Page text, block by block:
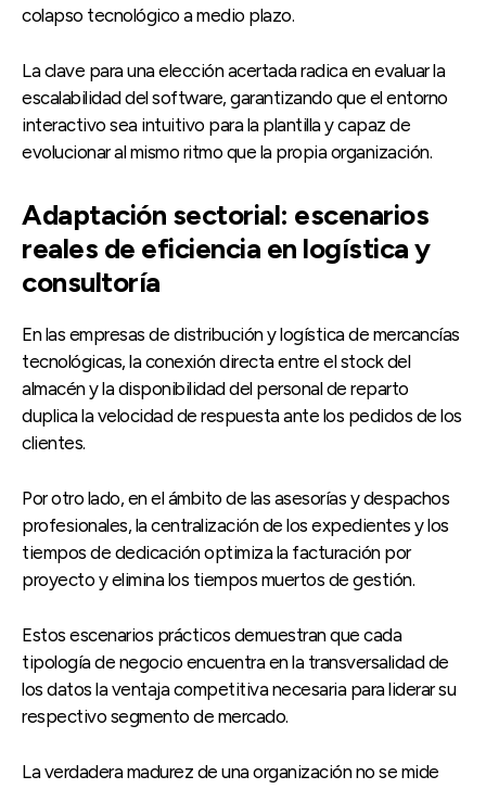
colapso tecnológico a medio plazo.
La clave para una elección acertada radica en evaluar la
escalabilidad del software, garantizando que el entorno
interactivo sea intuitivo para la plantilla y capaz de
evolucionar al mismo ritmo que la propia organización.
Adaptación sectorial: escenarios
reales de eficiencia en logística y
consultoría
En las empresas de distribución y logística de mercancías
tecnológicas, la conexión directa entre el stock del
almacén y la disponibilidad del personal de reparto
duplica la velocidad de respuesta ante los pedidos de los
clientes.
Por otro lado, en el ámbito de las asesorías y despachos
profesionales, la centralización de los expedientes y los
tiempos de dedicación optimiza la facturación por
proyecto y elimina los tiempos muertos de gestión.
Estos escenarios prácticos demuestran que cada
tipología de negocio encuentra en la transversalidad de
los datos la ventaja competitiva necesaria para liderar su
respectivo segmento de mercado.
La verdadera madurez de una organización no se mide